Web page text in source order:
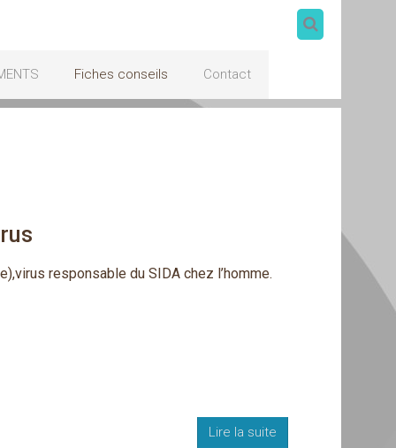
Fiches conseils Contact
responsable du SIDA chez l’homme.
Lire la suite